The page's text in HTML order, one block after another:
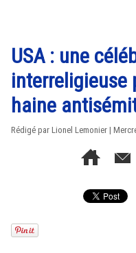
USA : une
interreligieuse
haine
Rédigé par Lionel Lemonier |